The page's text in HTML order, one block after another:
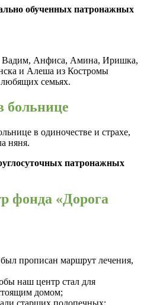
обученных патронажных
Анфиса, Амина, Иришка,
и Алеша из Костромы
семьях.
больнице
в одиночестве и страхе,
няня.
патронажных
фонда «Дорога
прописан маршрут лечения,
наш центр стал для
домом;
старших подопечных;